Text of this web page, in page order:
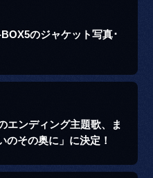
のジャケット写真･
エンディング主題歌、ま
のその奥に」に決定！